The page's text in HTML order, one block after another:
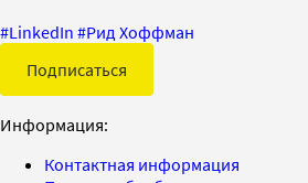
#LinkedIn #Рид Хоффман
Подписаться
Информация:
Контактная информация